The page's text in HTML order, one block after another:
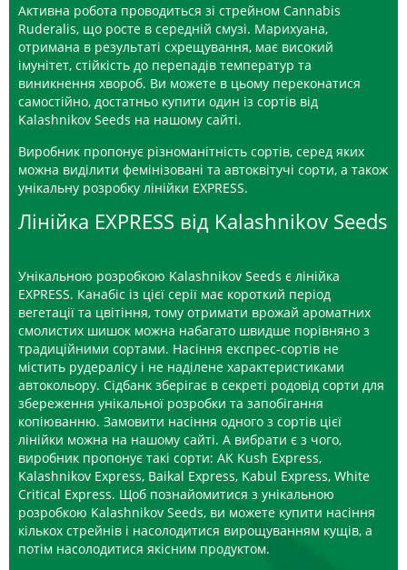
Активна робота проводиться зі стрейном Cannabis
Ruderalis, що росте в середній смузі. Марихуана,
отримана в результаті схрещування, має високий
імунітет, стійкість до перепадів температур та
виникнення хвороб. Ви можете в цьому переконатися
самостійно, достатньо купити один із сортів від
Kalashnikov Seeds на нашому сайті.
Виробник пропонує різноманітність сортів, серед яких
можна виділити фемінізовані та автоквітучі сорти, а також
унікальну розробку лінійки EXPRESS.
Лінійка EXPRESS від Kalashnikov Seeds
Унікальною розробкою Kalashnikov Seeds є лінійка
EXPRESS. Канабіс із цієї серії має короткий період
вегетації та цвітіння, тому отримати врожай ароматних
смолистих шишок можна набагато швидше порівняно з
традиційними сортами. Насіння експрес-сортів не
містить рудералісу і не наділене характеристиками
автокольору. Сідбанк зберігає в секреті родовід сорти для
збереження унікальної розробки та запобігання
копіюванню. Замовити насіння одного з сортів цієї
лінійки можна на нашому сайті. А вибрати є з чого,
виробник пропонує такі сорти: AK Kush Express,
Kalashnikov Express, Baikal Express, Kabul Express, White
Critical Express. Щоб познайомитися з унікальною
розробкою Kalashnikov Seeds, ви можете купити насіння
кількох стрейнів і насолодитися вирощуванням кущів, а
потім насолодитися якісним продуктом.